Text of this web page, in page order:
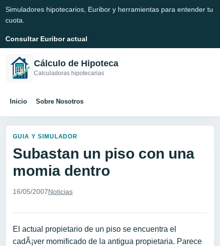
Simuladores hipotecarios, Euribor y herramientas para entender tu
cuota.
Consultar Euribor actual
Cálculo de Hipoteca
Calculadoras hipotecarias
Inicio Sobre Nosotros
GUIA Y SIMULADOR
Subastan un piso con una
momia dentro
16/05/2007Noticias
El actual propietario de un piso se encuentra el
cadÃ¡ver momificado de la antigua propietaria. Parece